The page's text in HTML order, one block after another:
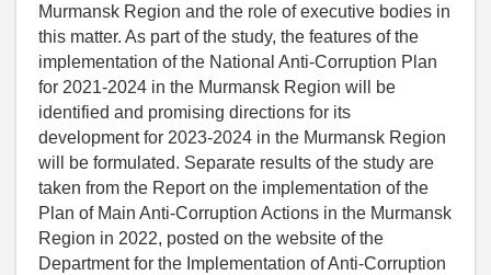
Murmansk Region and the role of executive bodies in
this matter. As part of the study, the features of the
implementation of the National Anti-Corruption Plan
for 2021-2024 in the Murmansk Region will be
identified and promising directions for its
development for 2023-2024 in the Murmansk Region
will be formulated. Separate results of the study are
taken from the Report on the implementation of the
Plan of Main Anti-Corruption Actions in the Murmansk
Region in 2022, posted on the website of the
Department for the Implementation of Anti-Corruption